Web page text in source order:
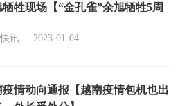
牺牲现场【“金孔雀”余旭牺牲5周
讯 2023-01-04
疫情动向通报【越南疫情包机也出